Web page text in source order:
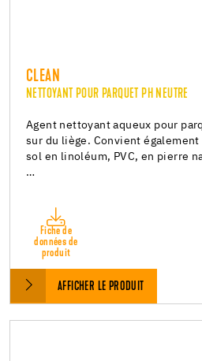
CLEAN
NETTOYANT POUR PARQUET PH NEUTRE
Agent nettoyant aqueux pour
sur du liège. Convient
sol en linoléum, PVC, en pierre
…
Fiche de
données de
produit
AFFICHER LE PRODUIT